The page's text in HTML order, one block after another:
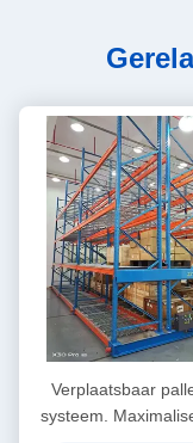
Verplaatsbaar
systeem.